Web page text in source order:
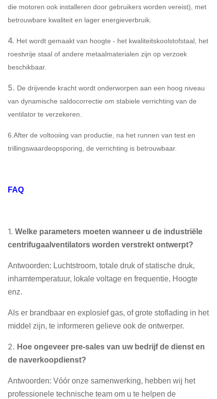
die motoren ook installeren door gebruikers worden vereist), met
betrouwbare kwaliteit en lager energieverbruik.
4. Het wordt gemaakt van hoogte - het kwaliteitskoolstofstaal, het
roestvrije staal of andere metaalmaterialen zijn op verzoek
beschikbaar.
5. De drijvende kracht wordt onderworpen aan een hoog niveau
van dynamische saldocorrectie om stabiele verrichting van de
ventilator te verzekeren.
6.After de voltooiing van productie, na het runnen van test en
trillingswaardeopsporing, de verrichting is betrouwbaar.
FAQ
1. Welke parameters moeten wanneer u de industriële
centrifugaalventilators worden verstrekt ontwerpt?
Antwoorden: Luchtstroom, totale druk of statische druk,
inhamtemperatuur, lokale voltage en frequentie, Hoogte
enz.
Als er brandbaar en explosief gas, of grote stoflading in het
middel zijn, te informeren gelieve ook de ontwerper.
2. Hoe ongeveer pre-sales van uw bedrijf de dienst en
de naverkoopdienst?
Antwoorden: Vóór onze samenwerking, hebben wij het
professionele technische team om u te helpen de